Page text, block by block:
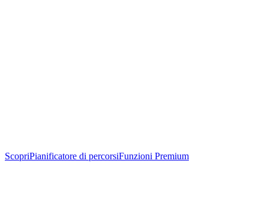
ScopriPianificatore di percorsiFunzioni Premium